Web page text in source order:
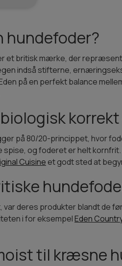
hundefoder?
et britisk mærke, der
indså stifterne,
på en perfekt balance
på 80/20-princippet, hvor
spise, og foderet er helt
Cuisine et godt sted at
var deres produkter blandt de
i for eksempelEden
til kræsne